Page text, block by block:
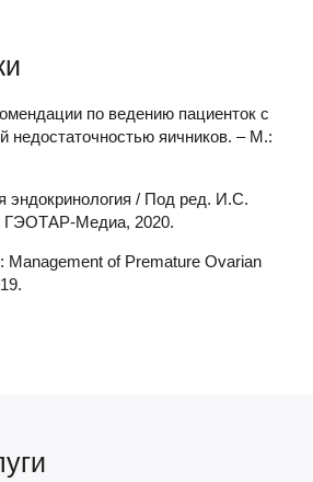
по ведению пациенток с
недостаточностью яичников. – М.:
эндокринология / Под ред. И.С.
ГЭОТАР-Медиа, 2020.
Management of Premature Ovarian